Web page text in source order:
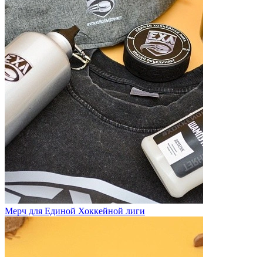
Мерч для Единой Хоккейной лиги